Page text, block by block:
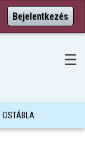
Bejelentkezés
☰
OSTÁBLA